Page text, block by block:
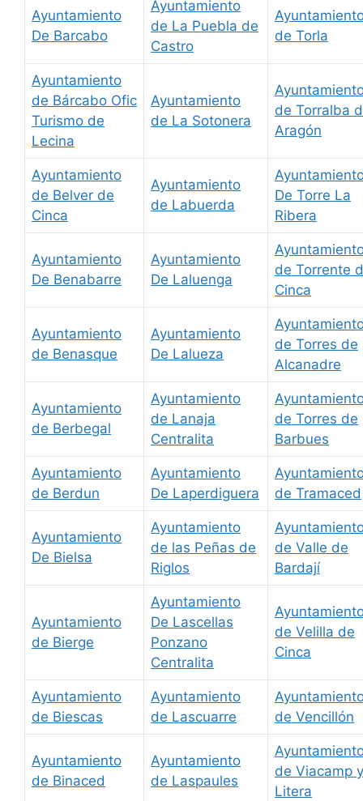
Ayuntamiento
De Barcabo
Ayuntamiento
de La Puebla de
Castro
de Torla
Ayuntamiento
de Bárcabo Ofic
Turismo de
Lecina
Ayuntamiento
de La Sotonera
de Torralba
Aragón
Ayuntamiento
de Belver de
Cinca
Ayuntamiento
de Labuerda
De Torre La
Ribera
Ayuntamiento
De Benabarre
Ayuntamiento
De Laluenga
de Torrente
Cinca
Ayuntamiento
de Benasque
Ayuntamiento
De Lalueza
de Torres de
Alcanadre
Ayuntamiento
de Berbegal
Ayuntamiento
de Lanaja
Centralita
de Torres de
Barbues
Ayuntamiento
de Berdun
Ayuntamiento
De Laperdiguera
de Tramaced
Ayuntamiento
De Bielsa
Ayuntamiento
de las Peñas de
Riglos
de Valle de
Bardají
Ayuntamiento
de Bierge
Ayuntamiento
De Lascellas
Ponzano
Centralita
de Velilla de
Cinca
Ayuntamiento
de Biescas
Ayuntamiento
de Lascuarre
de Vencillón
Ayuntamiento
de Binaced
Ayuntamiento
de Laspaules
de Viacamp y
Litera